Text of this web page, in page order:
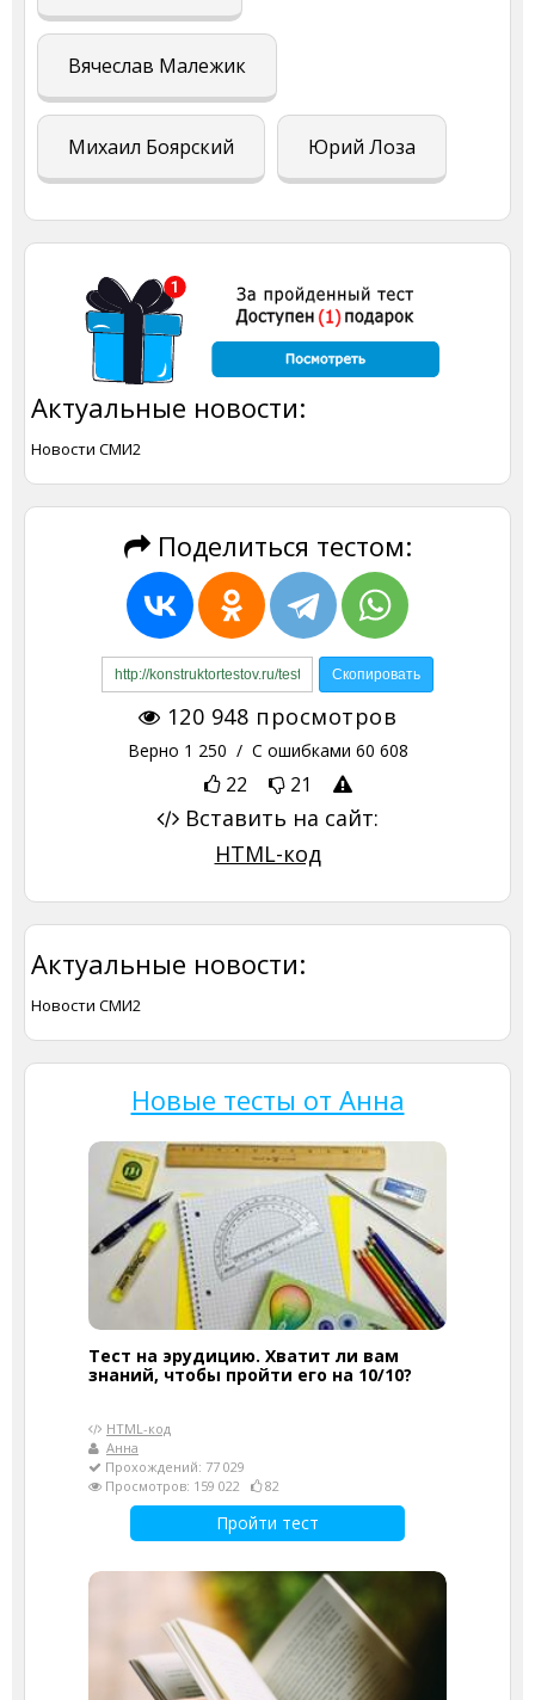
Вячеслав Малежик
Михаил Боярский Юрий Лоза
Актуальные новости:
Новости СМИ2
Поделиться тестом:
120 948 просмотров
Верно 1 250 / С ошибками 60 608
22 21
Вставить на сайт:
HTML-код
Актуальные новости:
Новости СМИ2
Новые тесты от Анна
Тест на эрудицию. Хватит ли вам
знаний, чтобы пройти его на 10/10?
HTML-код
Анна
Прохождений: 77 029
Просмотров: 159 022
82
Пройти тест